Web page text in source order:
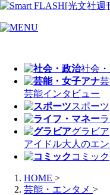
社会
芸能インタビュー
スポーツ
グラビア
アイドル大人のエ
コミック
HOME >
芸能・エンタメ >